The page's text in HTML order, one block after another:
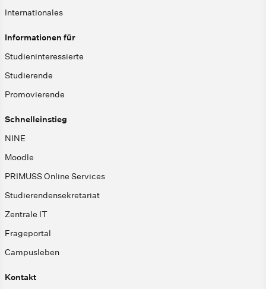
Internationales
Informationen für
Studieninteressierte
Studierende
Promovierende
Schnelleinstieg
NINE
Moodle
PRIMUSS Online Services
Studierendensekretariat
Zentrale IT
Frageportal
Campusleben
Kontakt